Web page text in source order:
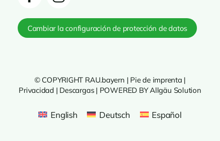
Cambiar la configuración de protección de datos
© COPYRIGHT RAU.bayern | Pie de imprenta |
Privacidad | Descargas| POWERED BY Allgäu Solution
English Deutsch Español